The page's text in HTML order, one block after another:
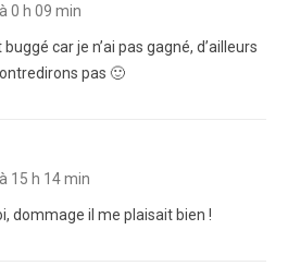
0 h 09 min
car je n’ai pas gagné, d’ailleurs
pas 🙂
15 h 14 min
dommage il me plaisait bien !